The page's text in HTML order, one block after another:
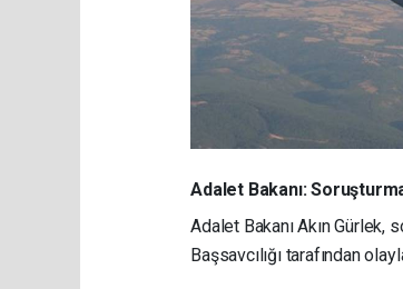
Adalet Bakanı:
Adalet Bakanı Akın Gürlek,
Başsavcılığı tarafından